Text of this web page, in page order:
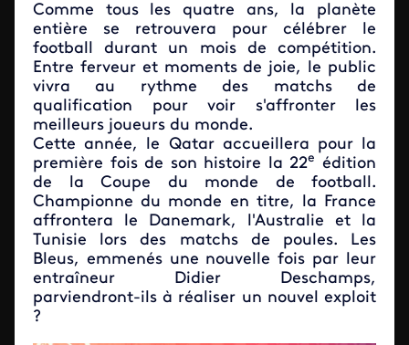
Comme tous les quatre ans, la planète
entière se retrouvera pour célébrer le
football durant un mois de compétition.
Entre ferveur et moments de joie, le public
vivra au rythme des matchs de
qualification pour voir s'affronter les
meilleurs joueurs du monde.
Cette année, le Qatar accueillera pour la
première fois de son histoire la 22e
édition
de la Coupe du monde de football.
Championne du monde en titre, la France
affrontera le Danemark, l'Australie et la
Tunisie lors des matchs de poules. Les
Bleus, emmenés une nouvelle fois par leur
entraîneur Didier Deschamps,
parviendront-ils à réaliser un nouvel exploit
?